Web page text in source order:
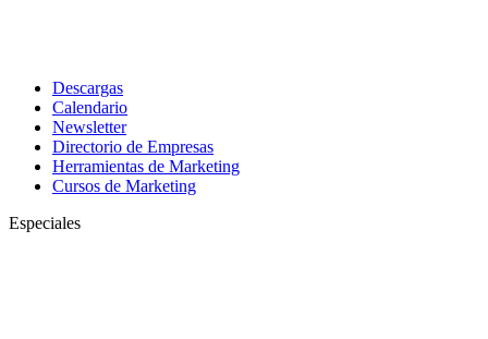
Descargas
Calendario
Newsletter
Directorio de Empresas
Herramientas de Marketing
Cursos de Marketing
Especiales